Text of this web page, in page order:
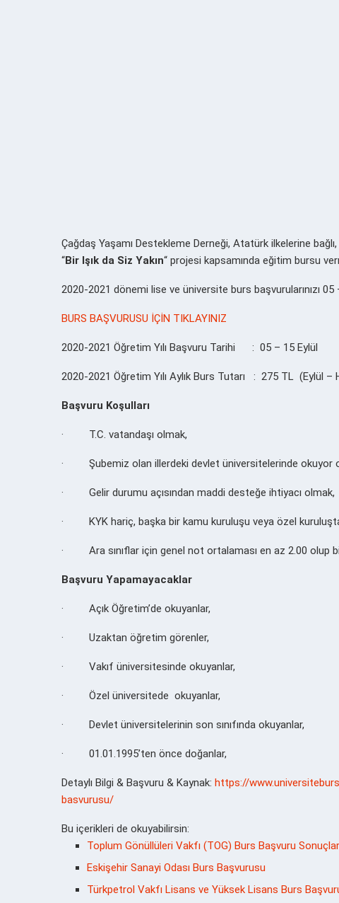
Çağdaş Yaşamı Destekleme Derneği, Atatürk ilkelerine
“Bir Işık da Siz Yakın“ projesi kapsamında eğitim bursu
2020-2021 dönemi lise ve üniversite burs başvurularınızı
BURS BAŞVURUSU İÇİN TIKLAYINIZ
2020-2021 Öğretim Yılı Başvuru Tarihi : 05 – 15 Eylül
2020-2021 Öğretim Yılı Aylık Burs Tutarı : 275 TL (Eylül –
Başvuru Koşulları
· T.C. vatandaşı olmak,
· Şubemiz olan illerdeki devlet üniversitelerinde okuyor
· Gelir durumu açısından maddi desteğe ihtiyacı olmak,
· KYK hariç, başka bir kamu kuruluşu veya özel
· Ara sınıflar için genel not ortalaması en az 2.00 olup bir
Başvuru Yapamayacaklar
· Açık Öğretim’de okuyanlar,
· Uzaktan öğretim görenler,
· Vakıf üniversitesinde okuyanlar,
· Özel üniversitede okuyanlar,
· Devlet üniversitelerinin son sınıfında okuyanlar,
· 01.01.1995’ten önce doğanlar,
Detaylı Bilgi & Başvuru & Kaynak: https://
basvurusu/
Bu içerikleri de okuyabilirsin:
Toplum Gönüllüleri Vakfı (TOG) Burs Başvuru
Eskişehir Sanayi Odası Burs Başvurusu
Türkpetrol Vakfı Lisans ve Yüksek Lisans Burs